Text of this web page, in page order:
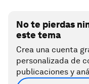
No te pierdas
este tema
Crea una cuenta
personalizada de
publicaciones y